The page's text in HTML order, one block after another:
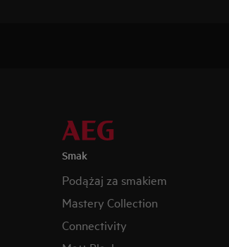
Smak
Podążaj za smakiem
Mastery Collection
Connectivity